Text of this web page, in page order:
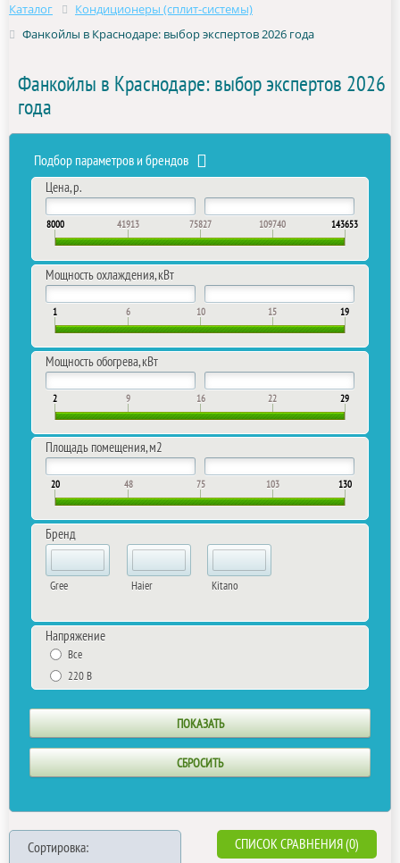
Каталог
Кондиционеры (сплит-системы)
Фанкойлы в Краснодаре: выбор экспертов 2026 года
Фанкойлы в Краснодаре: выбор экспертов 2026
года
Подбор параметров и брендов
Цена, р.
8000 41913 75827 109740 143653
Мощность охлаждения, кВт
1 6 10 15 19
Мощность обогрева, кВт
2 9 16 22 29
Площадь помещения, м2
20 48 75 103 130
Бренд
Gree Haier Kitano
Напряжение
Все
220 В
Сортировка:
СПИСОК СРАВНЕНИЯ (0)